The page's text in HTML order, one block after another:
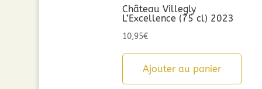
Château Villegly
L’Excellence (75 cl) 2023
10,95€
Ajouter au panier